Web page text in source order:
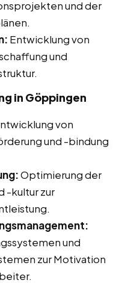
und der
Entwicklung von
und
in Göppingen
von
und -bindung
Optimierung der
-kultur zur
und
zur Motivation